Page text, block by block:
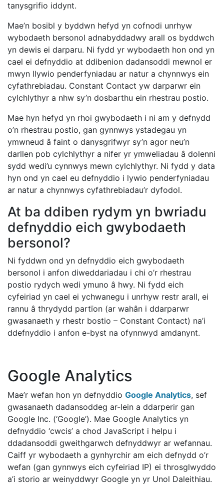
tanysgrifio iddynt.
Mae’n bosibl y byddwn hefyd yn cofnodi unrhyw
wybodaeth bersonol adnabyddadwy arall os byddwch
yn dewis ei darparu. Ni fydd yr wybodaeth hon ond yn
cael ei defnyddio at ddibenion dadansoddi mewnol er
mwyn llywio penderfyniadau ar natur a chynnwys ein
cyfathrebiadau. Constant Contact yw darparwr ein
cylchlythyr a nhw sy’n dosbarthu ein rhestrau postio.
Mae hyn hefyd yn rhoi gwybodaeth i ni am y defnydd
o’n rhestrau postio, gan gynnwys ystadegau yn
ymwneud â faint o danysgrifwyr sy’n agor neu’n
darllen pob cylchlythyr a nifer yr ymweliadau â dolenni
sydd wedi’u cynnwys mewn cylchlythyr. Ni fydd y data
hyn ond yn cael eu defnyddio i lywio penderfyniadau
ar natur a chynnwys cyfathrebiadau’r dyfodol.
At ba ddiben rydym yn bwriadu
defnyddio eich gwybodaeth
bersonol?
Ni fyddwn ond yn defnyddio eich gwybodaeth
bersonol i anfon diweddariadau i chi o’r rhestrau
postio rydych wedi ymuno â hwy. Ni fydd eich
cyfeiriad yn cael ei ychwanegu i unrhyw restr arall, ei
rannu â thrydydd partïon (ar wahân i ddarparwr
gwasanaeth y rhestr bostio – Constant Contact) na’i
ddefnyddio i anfon e-byst na ofynnwyd amdanynt.
Google Analytics
Mae’r wefan hon yn defnyddio Google Analytics, sef
gwasanaeth dadansoddeg ar-lein a ddarperir gan
Google Inc. (‘Google’). Mae Google Analytics yn
defnyddio ‘cwcis’ a chod JavaScript i helpu i
ddadansoddi gweithgarwch defnyddwyr ar wefannau.
Caiff yr wybodaeth a gynhyrchir am eich defnydd o’r
wefan (gan gynnwys eich cyfeiriad IP) ei throsglwyddo
a’i storio ar weinyddwyr Google yn yr Unol Daleithiau.